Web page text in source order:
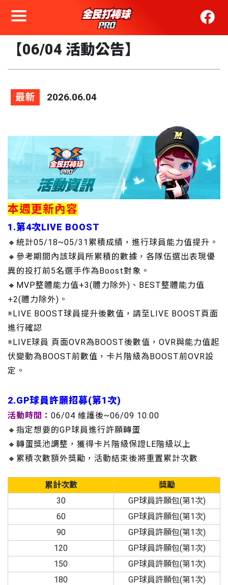
【06/04 活動公告】
最新 2026.06.04
本週更新內容
1.第4次LIVE BOOST
🔸統計05/18~05/31累積成績，進行球員能力值提升。
🔸參考期間內該球員所累積的數據，各隊伍選出表現優
異的投打前5名選手作為Boost對象。
🔸MVP整體能力值+3(體力除外)、BEST整體能力值
+2(體力除外)。
※LIVE BOOST球員提升後數值，請至LIVE BOOST頁面
進行確認
※LIVE球員 頁面OVR為BOOST後數值，OVR與能力值起
伏變動為BOOST前數值，卡片階級為BOOST前OVR設
定。
2.GP球員許願招募(第1次)
活動時間： 06/04 維護後~06/09 10:00
🔸指定想要的GP球員進行許願轉蛋
🔸轉蛋獎池調整，獲得卡片階級保證LE階級以上
🔸累積次數額外獎勵，活動結束後將重置累計次數
累計次數
獎勵
30
GP球員許願包(第1次)
60
GP球員許願包(第1次)
90
GP球員許願包(第1次)
120
GP球員許願包(第1次)
150
GP球員許願包(第1次)
180
GP球員許願包(第1次)